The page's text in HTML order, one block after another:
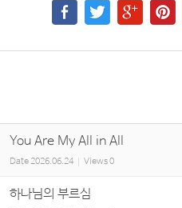
You Are My All in All
Date 2026.06.24 Views0
하나님의 부르심